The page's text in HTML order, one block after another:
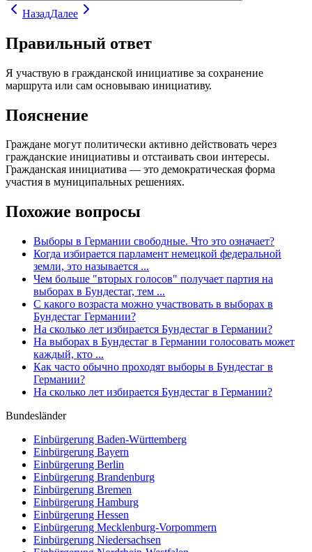
НазадДалее
Правильный ответ
Я участвую в гражданской инициативе за сохранение
маршрута или сам основываю инициативу.
Пояснение
Граждане могут политически активно действовать через
гражданские инициативы и отстаивать свои интересы.
Гражданская инициатива — это демократическая форма
участия в муниципальных решениях.
Похожие вопросы
Выборы в Германии свободные. Что это означает?
Когда избирается парламент немецкой федеральной
земли, это называется ...
Чем больше "вторых голосов" получает партия на
выборах в Бундестаг, тем ...
С какого возраста можно участвовать в выборах в
Бундестаг Германии?
На сколько лет избирается Бундестаг в Германии?
На выборах в Бундестаг в Германии голосовать может
каждый, кто ...
Как часто обычно проходят выборы в Бундестаг в
Германии?
На сколько лет избирается Бундестаг в Германии?
Bundesländer
Einbürgerung Baden-Württemberg
Einbürgerung Bayern
Einbürgerung Berlin
Einbürgerung Brandenburg
Einbürgerung Bremen
Einbürgerung Hamburg
Einbürgerung Hessen
Einbürgerung Mecklenburg-Vorpommern
Einbürgerung Niedersachsen